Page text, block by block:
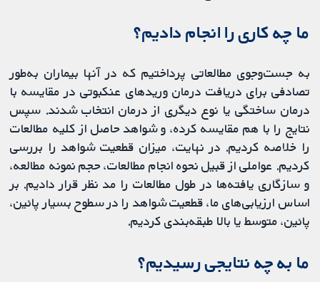
ما چه کاری را انجام دادیم؟
به جست‌وجوی مطالعاتی پرداختیم که در آنها بیماران به‌طور
تصادفی برای دریافت درمان وریدهای عنکبوتی در مقایسه با
درمان ساختگی یا نوع دیگری از درمان انتخاب شدند. سپس
نتایج را با هم مقایسه کرده، و شواهد حاصل از کلیه مطالعات
را خلاصه کردیم. در نهایت، میزان قطعیت شواهد را بررسی
کردیم. عواملی از قبیل نحوه انجام مطالعات، حجم نمونه مطالعه،
و سازگاری یافته‌ها در طول مطالعات را مد نظر قرار دادیم. بر
اساس ارزیابی‌های ما، قطعیت شواهد را در سطوح بسیار پائین،
پائین، متوسط یا بالا طبقه‌بندی کردیم.
ما به چه نتایجی رسیدیم؟